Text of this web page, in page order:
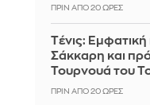
ΠΡΙΝ ΑΠΌ 20 ΏΡΕΣ
Tένις: Εμφατική
Σάκκαρη και
Τουρνουά του
ΠΡΙΝ ΑΠΌ 20 ΏΡΕΣ